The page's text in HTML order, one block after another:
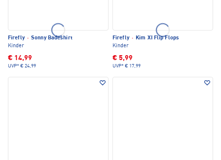
Firefly · Sonny Badeshirt
Kinder
€ 14,99
UVP* € 24,99
Firefly · Kim XI Flip Flops
Kinder
€ 5,99
UVP* € 17,99